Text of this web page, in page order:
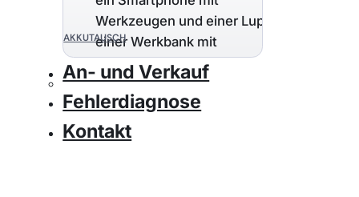
AKKUTAUSCH
An- und Verkauf
Fehlerdiagnose
Kontakt